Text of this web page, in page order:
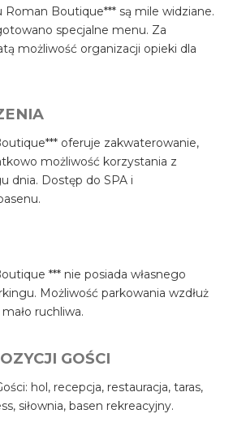
Roman Boutique*** są mile widziane.
specjalne menu. Za
możliwość organizacji opieki dla
oferuje zakwaterowanie,
możliwość korzystania z
dnia. Dostęp do SPA i
*** nie posiada własnego
Możliwość parkowania wzdłuż
ruchliwa.
GOŚCI
hol, recepcja, restauracja, taras,
siłownia, basen rekreacyjny.